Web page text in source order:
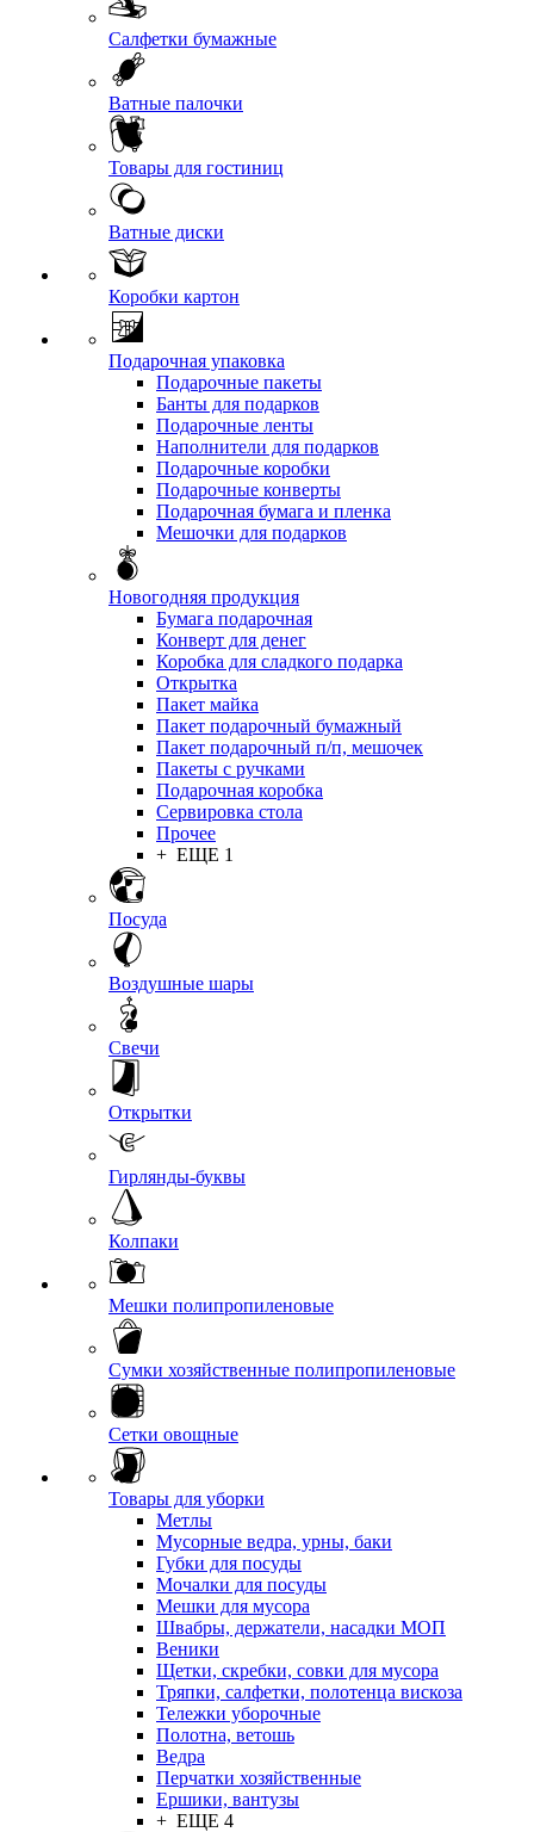
Салфетки бумажные
Ватные палочки
Товары для гостиниц
Ватные диски
Коробки картон
Подарочная упаковка
Подарочные пакеты
Банты для подарков
Подарочные ленты
Наполнители для подарков
Подарочные коробки
Подарочные конверты
Подарочная бумага и пленка
Мешочки для подарков
Новогодняя продукция
Бумага подарочная
Конверт для денег
Коробка для сладкого подарка
Открытка
Пакет майка
Пакет подарочный бумажный
Пакет подарочный п/п, мешочек
Пакеты с ручками
Подарочная коробка
Сервировка стола
Прочее
+ ЕЩЕ 1
Посуда
Воздушные шары
Свечи
Открытки
Гирлянды-буквы
Колпаки
Мешки полипропиленовые
Сумки хозяйственные полипропиленовые
Сетки овощные
Товары для уборки
Метлы
Мусорные ведра, урны, баки
Губки для посуды
Мочалки для посуды
Мешки для мусора
Швабры, держатели, насадки МОП
Веники
Щетки, скребки, совки для мусора
Тряпки, салфетки, полотенца вискоза
Тележки уборочные
Полотна, ветошь
Ведра
Перчатки хозяйственные
Ершики, вантузы
+ ЕЩЕ 4